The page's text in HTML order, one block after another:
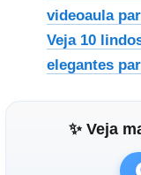
videoaula
Veja 10
elegantes
✨ Veja